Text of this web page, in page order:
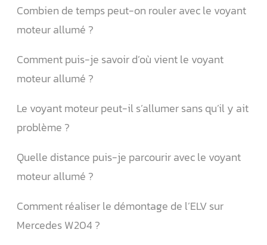
Combien de temps peut-on rouler avec le voyant
moteur allumé ?
Comment puis-je savoir d’où vient le voyant
moteur allumé ?
Le voyant moteur peut-il s’allumer sans qu’il y ait
problème ?
Quelle distance puis-je parcourir avec le voyant
moteur allumé ?
Comment réaliser le démontage de l’ELV sur
Mercedes W204 ?